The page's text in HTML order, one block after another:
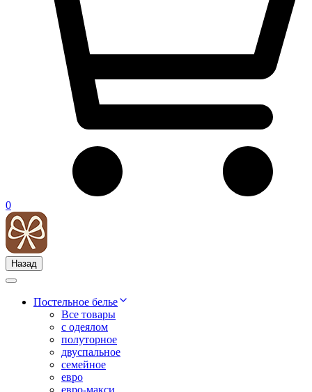
0
Назад
Постельное белье
Все товары
с одеялом
полуторное
двуспальное
семейное
евро
евро-макси